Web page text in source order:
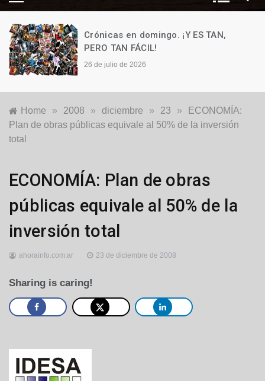
Crónicas en domingo. ¡Y ES TAN,
PERO TAN FÁCIL!
26 de julio de 2026
Home » 2008 » diciembre » 23 »
ECONOMÍA:
Plan de obras públicas equivale al 50% de la inversión
total
Nacionales
ECONOMÍA: Plan de obras
públicas equivale al 50% de la
inversión total
ahorainfo.com.ar 23 de diciembre de 2008
Sharing is caring!